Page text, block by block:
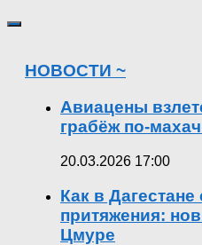
НОВОСТИ ~
Авиацены
грабёж по-
20.03.2026 17:00
Как в
притяжения:
Цмуре